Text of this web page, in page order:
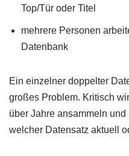
Top/Tür oder Titel
mehrere Personen
Datenbank
Ein einzelner doppelter
großes Problem. Kritisch
über Jahre ansammeln
welcher Datensatz aktuell